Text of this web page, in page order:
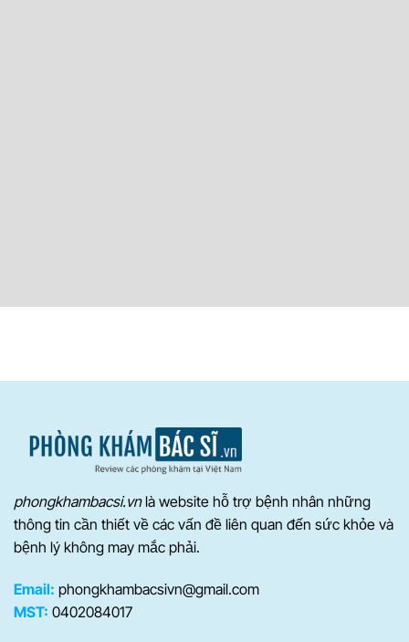
phongkhambacsi.vnlà website hỗ trợ bệnh nhân những
thông tin cần thiết về các vấn đề liên quan đến sức khỏe và
bệnh lý không may mắc phải.
Email: phongkhambacsivn@gmail.com
MST: 0402084017